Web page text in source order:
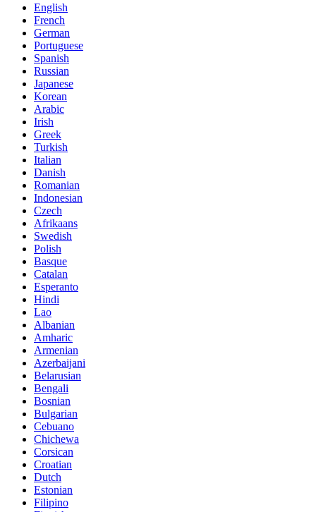
English
French
German
Portuguese
Spanish
Russian
Japanese
Korean
Arabic
Irish
Greek
Turkish
Italian
Danish
Romanian
Indonesian
Czech
Afrikaans
Swedish
Polish
Basque
Catalan
Esperanto
Hindi
Lao
Albanian
Amharic
Armenian
Azerbaijani
Belarusian
Bengali
Bosnian
Bulgarian
Cebuano
Chichewa
Corsican
Croatian
Dutch
Estonian
Filipino